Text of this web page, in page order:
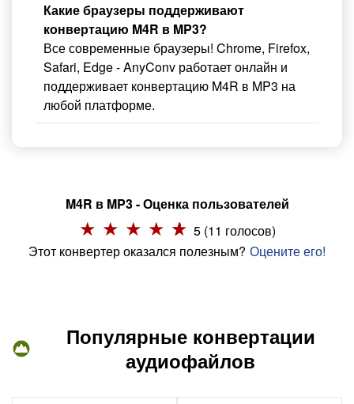
Какие браузеры поддерживают
конвертацию M4R в MP3?
Все современные браузеры! Chrome, Firefox,
Safari, Edge - AnyConv работает онлайн и
поддерживает конвертацию M4R в MP3 на
любой платформе.
M4R в MP3 - Оценка пользователей
5 (11 голосов)
Этот конвертер оказался полезным? Оцените его!
Популярные конвертации
аудиофайлов